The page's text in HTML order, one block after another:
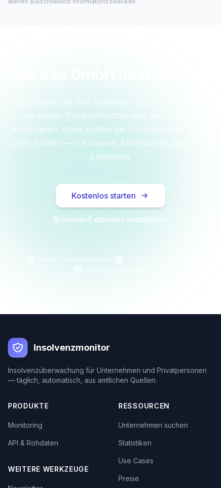
Registrieren Sie sich kostenlos und lassen Sie sich
bei neuen Bekanntmachungen automatisch
informieren. Oder prüfen Sie Unternehmen direkt
beim Surfen — mit unserer kostenlosen Browser-
Extension.
Kostenlos starten
Browser-Extension installieren
Insolvenzmonitor
Insolvenzüberwachung für Unternehmen und Privatpersonen
— täglich, automatisch, aus amtlichen Quellen.
PRODUKTE
Monitoring
API & Rohdaten
WEITERE WERKZEUGE
RESSOURCEN
Unternehmen suchen
Statistiken
Use Cases
Preise